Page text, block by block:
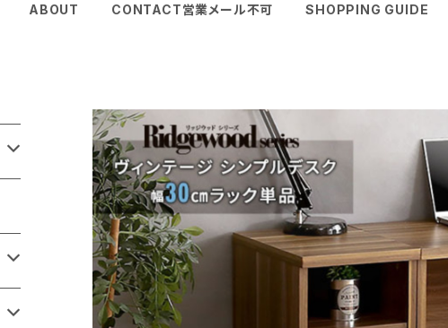
ABOUT CONTACT営業メール不可 SHOPPING GUIDE